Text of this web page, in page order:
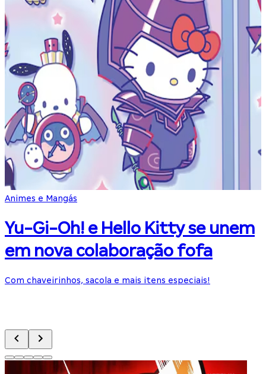
Animes e Mangás
Yu-Gi-Oh! e Hello Kitty se unem
em nova colaboração fofa
Com chaveirinhos, sacola e mais itens especiais!